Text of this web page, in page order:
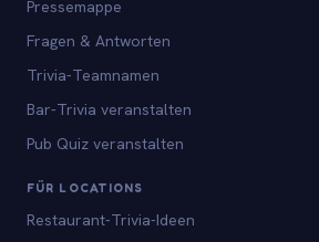
Pressemappe
Fragen & Antworten
Trivia-Teamnamen
Bar-Trivia veranstalten
Pub Quiz veranstalten
FÜR LOCATIONS
Restaurant-Trivia-Ideen